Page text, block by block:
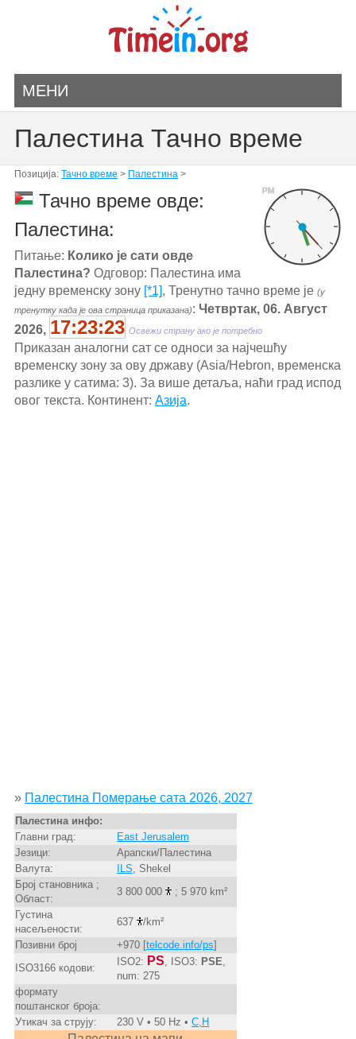
МЕНИ
Палестина Тачно време
Позиција: Тачно време > Палестина>
PM
Тачно време овде:
Палестина:
Питање: Колико је сати овде
Палестина? Одговор: Палестина има
једну временску зону [*1], Тренутно тачно време је (у
тренутку када је ова страница приказана): Четвртак, 06. Август
2026, 17:23:23 Освежи страну ако је потребно
Приказан аналогни сат се односи за најчешћу
временску зону за ову државу (Asia/Hebron, временска
разлике у сатима: 3). За више детаља, наћи град испод
овог текста. Континент: Азија.
» Палестина Померање сата 2026, 2027
Палестина инфо:
Главни град:
East Jerusalem
Језици:
Арапски/Палестина
Валута:
ILS , Shekel
Број становника ;
Област:
3 800 000
; 5 970 km²
Густина
насељености:
637
/km²
Позивни број
+970 [telcode.info/ps]
ISO3166 кодови:
ISO2: PS , ISO3: PSE
num: 275
формату
поштанског броја:
Утикач за струју:
230 V • 50 Hz • C,H